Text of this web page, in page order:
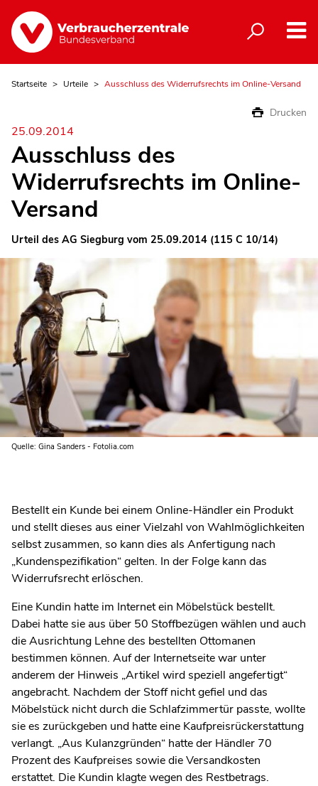
Startseite Urteile Ausschluss des Widerrufsrechts im Online-Versand
Drucken
25.09.2014
Ausschluss des
Widerrufsrechts im Online-
Versand
Urteil des AG Siegburg vom 25.09.2014 (115 C 10/14)
Quelle: Gina Sanders - Fotolia.com
Bestellt ein Kunde bei einem Online-Händler ein Produkt
und stellt dieses aus einer Vielzahl von Wahlmöglichkeiten
selbst zusammen, so kann dies als Anfertigung nach
„Kundenspezifikation“ gelten. In der Folge kann das
Widerrufsrecht erlöschen.
Eine Kundin hatte im Internet ein Möbelstück bestellt.
Dabei hatte sie aus über 50 Stoffbezügen wählen und auch
die Ausrichtung Lehne des bestellten Ottomanen
bestimmen können. Auf der Internetseite war unter
anderem der Hinweis „Artikel wird speziell angefertigt“
angebracht. Nachdem der Stoff nicht gefiel und das
Möbelstück nicht durch die Schlafzimmertür passte, wollte
sie es zurückgeben und hatte eine Kaufpreisrückerstattung
verlangt. „Aus Kulanzgründen“ hatte der Händler 70
Prozent des Kaufpreises sowie die Versandkosten
erstattet. Die Kundin klagte wegen des Restbetrags.